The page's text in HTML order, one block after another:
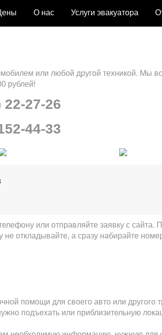
О нас Услуги эвакуатора
или любой другой техникой. Мы
рублей!
22-27-26
44-33
или отправляйте заявку с сайта.
откладывайте, а сразу набирайте
помощи для своего авто или другого
подъехать или приблизительную